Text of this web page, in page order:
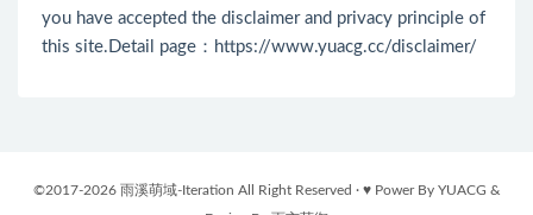
you have accepted the disclaimer and privacy principle of
this site.Detail page： https://www.yuacg.cc/disclaimer/
©2017-2026 雨溪萌域-Iteration All Right Reserved · ♥ Power By YUACG &